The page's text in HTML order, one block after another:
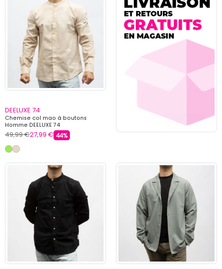
DEELUXE 74
Chemise col mao à boutons
Homme DEELUXE 74
49,99 €27,99 € 44%